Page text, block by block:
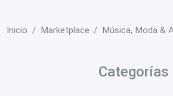
Inicio Marketplace Música, Moda &
Categorías